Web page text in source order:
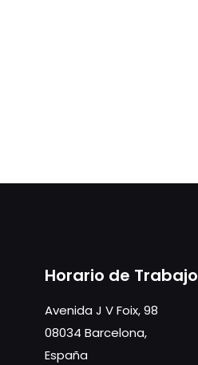
Horario de Trabajo
Avenida J V Foix, 98
08034 Barcelona,
España